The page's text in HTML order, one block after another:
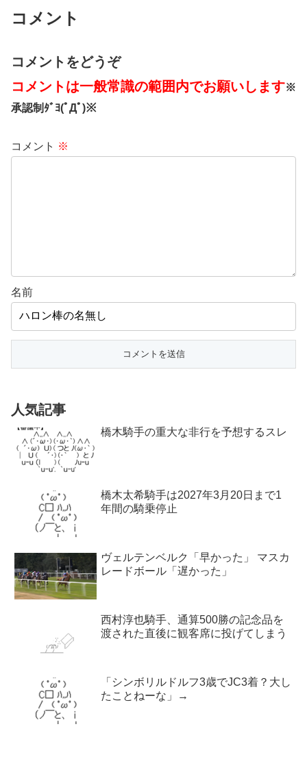
コメント
コメントをどうぞ
コメントは一般常識の範囲内でお願いします※
承認制ﾀﾞﾖ(ﾟДﾟ)※
コメント ※
名前
人気記事
橋木騎手の重大な非行を予想するスレ
橋木太希騎手は2027年3月20日まで1
年間の騎乗停止
ヴェルテンベルク「早かった」 マスカ
レードボール「遅かった」
西村淳也騎手、通算500勝の記念品を
渡された直後に観客席に投げてしまう
「シンボリルドルフ3歳でJC3着？大し
たことねーな」→